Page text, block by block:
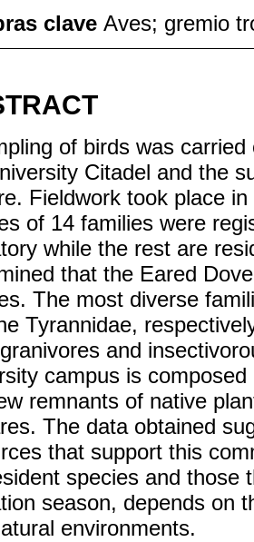
clave Aves; gremio
of birds was
Citadel and the
Fieldwork took place
of 14 families were
while the rest are
that the Eared
The most diverse
Tyrannidae,
and
campus is
remnants of native
The data obtained
that support this
species and those
season, depends on
environments.